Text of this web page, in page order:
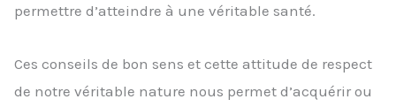
permettre d’atteindre à une véritable santé.
Ces conseils de bon sens et cette attitude de respect
de notre véritable nature nous permet d’acquérir ou